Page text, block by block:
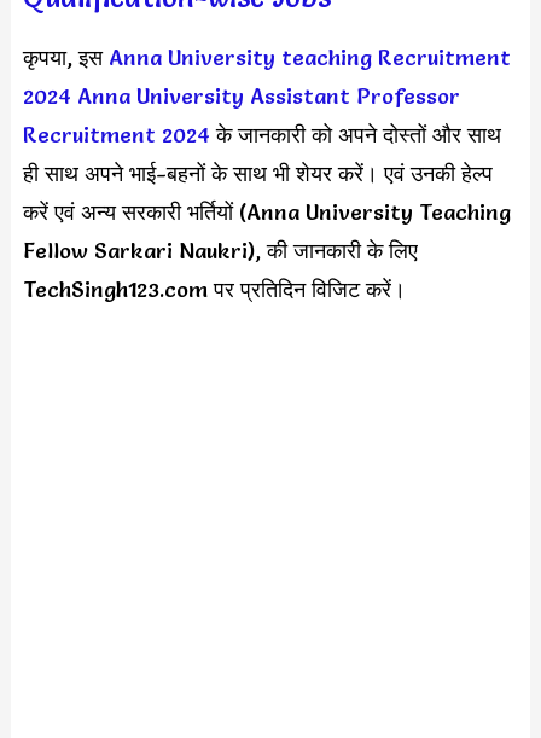
कृपया, इस Anna University teaching Recruitment
2024 Anna University Assistant Professor
Recruitment 2024 के जानकारी को अपने दोस्तों और साथ
ही साथ अपने भाई-बहनों के साथ भी शेयर करें। एवं उनकी हेल्प
करें एवं अन्य सरकारी भर्तियों (Anna University Teaching
Fellow Sarkari Naukri), की जानकारी के लिए
TechSingh123.com पर प्रतिदिन विजिट करें।